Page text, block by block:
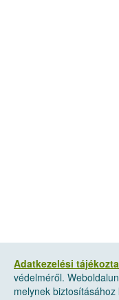
Adatkezelési
védelméről.
melynek biztosításához